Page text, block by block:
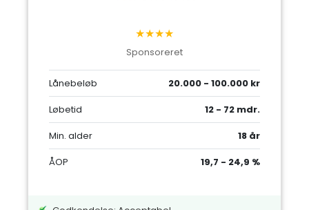
★★★★
Sponsoreret
Lånebeløb
20.000 - 100.000 kr
Løbetid
12 - 72 mdr.
Min. alder
18 år
ÅOP
19,7 - 24,9 %